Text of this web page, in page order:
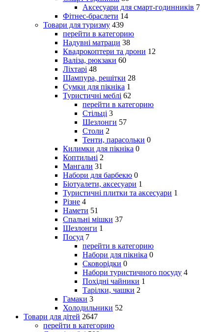
Аксесуари для смарт-годинників 7
Фітнес-браслети 14
Товари для туризму 439
перейти в категорию
Надувні матраци 38
Квадрокоптери та дрони 12
Валіза, рюкзаки 60
Ліхтарі 48
Шампура, решітки 28
Сумки для пікніка 1
Туристичні меблі 62
перейти в категорию
Стільці 3
Шезлонги 57
Столи 2
Тенти, парасольки 0
Килимки для пікніка 0
Коптильні 2
Мангали 31
Набори для барбекю 0
Біотуалети, аксесуари 1
Туристичні плитки та аксесуари 1
Різне 4
Намети 51
Спальні мішки 37
Шезлонги 1
Посуд 7
перейти в категорию
Набори для пікніка 0
Сковорідки 0
Набори туристичного посуду 4
Похідні чайники 1
Тарілки, чашки 2
Гамаки 3
Холодильники 52
Товари для дітей 2647
перейти в категорию